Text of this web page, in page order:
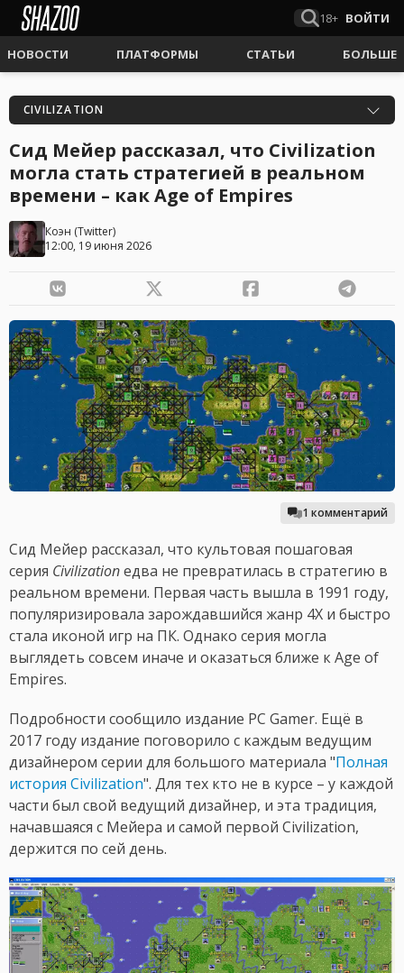
18+ ВОЙТИ
НОВОСТИ ПЛАТФОРМЫ СТАТЬИ БОЛЬШЕ
CIVILIZATION
Сид Мейер рассказал, что Civilization
могла стать стратегией в реальном
времени – как Age of Empires
Коэн (Twitter)
12:00, 19 июня 2026
1 комментарий
Сид Мейер рассказал, что культовая пошаговая
серия Civilizationедва не превратилась в стратегию в
реальном времени. Первая часть вышла в 1991 году,
популяризировала зарождавшийся жанр 4X и быстро
стала иконой игр на ПК. Однако серия могла
выглядеть совсем иначе и оказаться ближе к Age of
Empires.
Подробности сообщило издание PC Gamer. Ещё в
2017 году издание поговорило с каждым ведущим
дизайнером серии для большого материала "Полная
история Civilization". Для тех кто не в курсе – у каждой
части был свой ведущий дизайнер, и эта традиция,
начавшаяся с Мейера и самой первой Civilization,
держится по сей день.